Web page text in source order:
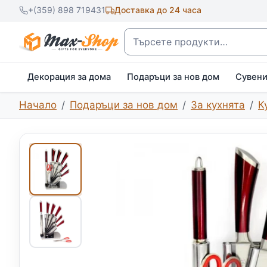
+(359) 898 719431 Доставка до 24 часа
Търсене
Декорация за дома Подаръци за нов дом
Начало Подаръци за нов дом За кухнята